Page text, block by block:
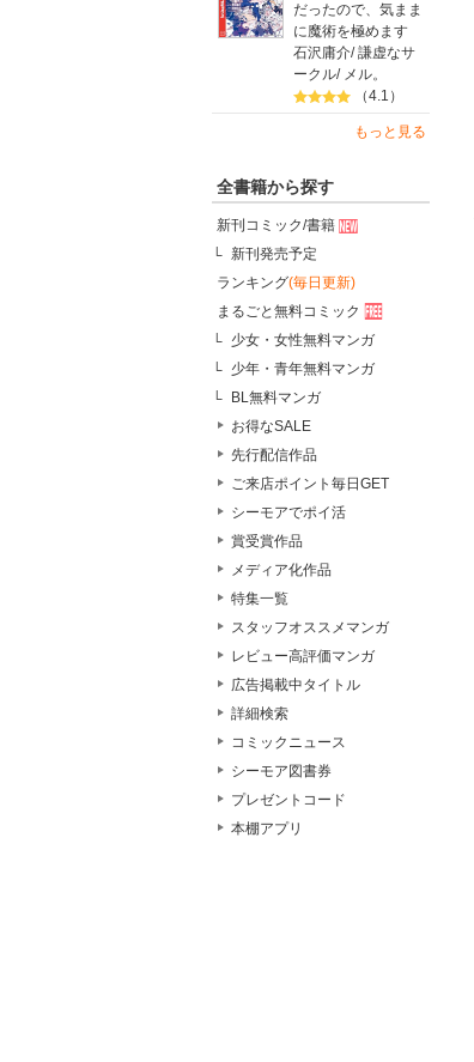
だったので、気まま
に魔術を極めます
石沢庸介/謙虚なサ
ークル/ メル。
（4.1）
もっと見る
全書籍から探す
新刊コミック/書籍
新刊発売予定
ランキング(毎日更新)
まるごと無料コミック
少女・女性無料マンガ
少年・青年無料マンガ
BL無料マンガ
お得なSALE
先行配信作品
ご来店ポイント毎日GET
シーモアでポイ活
賞受賞作品
メディア化作品
特集一覧
スタッフオススメマンガ
レビュー高評価マンガ
広告掲載中タイトル
詳細検索
コミックニュース
シーモア図書券
プレゼントコード
本棚アプリ